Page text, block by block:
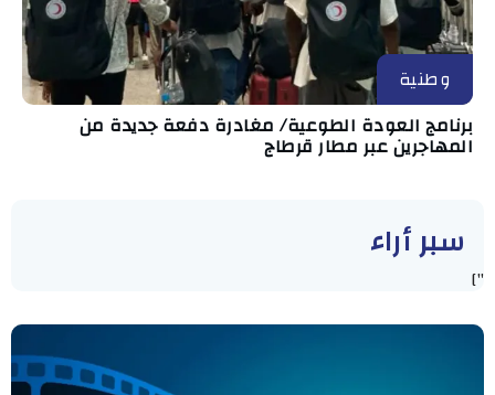
وطنية
برنامج العودة الطوعية/ مغادرة دفعة جديدة من
المهاجرين عبر مطار قرطاج
سبر أراء
"]